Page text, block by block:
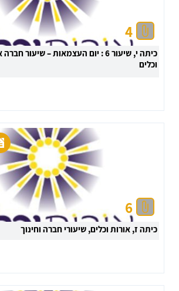
4
כיתה י, שיעור 6 : יום העצמאות – שיעור
וכלים
6
כיתה ז, אורות וכלים, שיעורי חברה וחינוך